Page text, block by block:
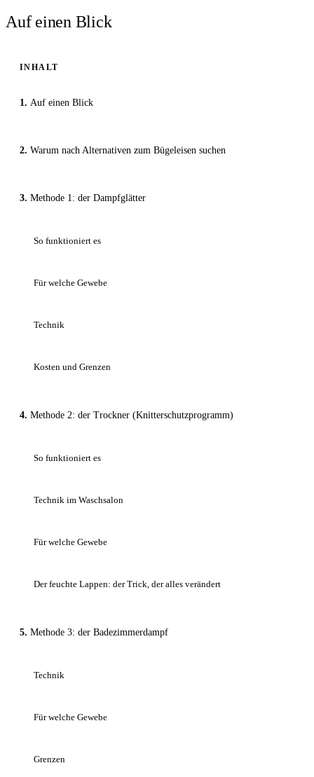
Auf einen Blick
INHALT
Auf einen Blick
Warum nach Alternativen zum Bügeleisen suchen
Methode 1: der Dampfglätter
So funktioniert es
Für welche Gewebe
Technik
Kosten und Grenzen
Methode 2: der Trockner (Knitterschutzprogramm)
So funktioniert es
Technik im Waschsalon
Für welche Gewebe
Der feuchte Lappen: der Trick, der alles verändert
Methode 3: der Badezimmerdampf
Technik
Für welche Gewebe
Grenzen